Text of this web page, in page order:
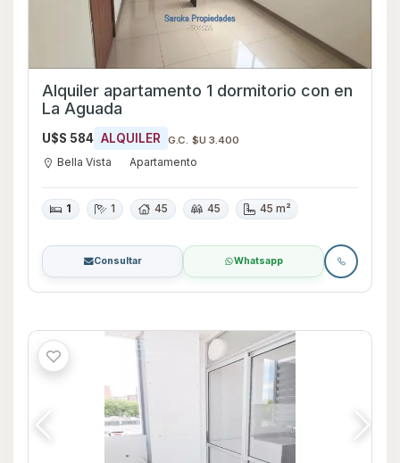
Alquiler apartamento 1 dormitorio con en
La Aguada
U$S 584 ALQUILER G.C. $U 3.400
Bella Vista Apartamento
1 1 45 45 45 m²
Consultar Whatsapp